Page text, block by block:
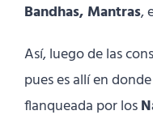
Bandhas, Mantras,
Así, luego de las
pues es allí en
flanqueada por los